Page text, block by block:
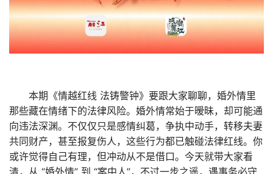
本期《情越红线 法铸警钟》要跟大家聊聊，婚外情里
那些藏在情绪下的法律风险。婚外情常始于暧昧，却可能通
向违法深渊。不仅仅只是感情纠葛，争执中动手，转移夫妻
共同财产，甚至报复伤人，这些行为都已触碰法律红线。你
或许觉得自己有理，但冲动从不是借口。今天就带大家看